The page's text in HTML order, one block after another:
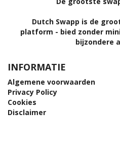
Dutch Swapp is de
platform - bied zonder
bijzondere
INFORMATIE
Algemene voorwaarden
Privacy Policy
Cookies
Disclaimer